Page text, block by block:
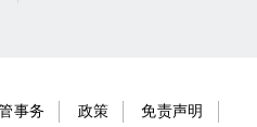
事务 政策 免责声明